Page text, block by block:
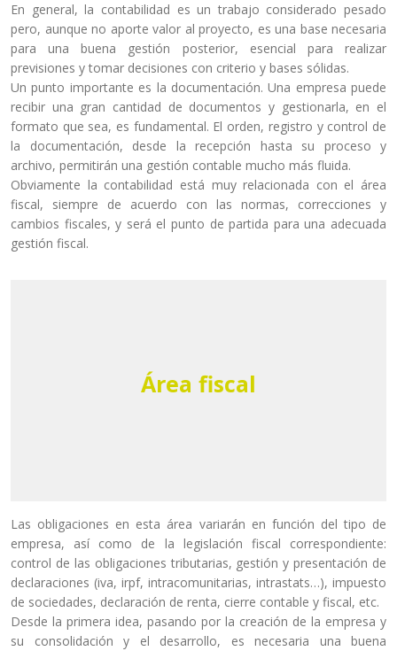
En general, la contabilidad es un trabajo considerado pesado
pero, aunque no aporte valor al proyecto, es una base necesaria
para una buena gestión posterior, esencial para realizar
previsiones y tomar decisiones con criterio y bases sólidas.
Un punto importante es la documentación. Una empresa puede
recibir una gran cantidad de documentos y gestionarla, en el
formato que sea, es fundamental. El orden, registro y control de
la documentación, desde la recepción hasta su proceso y
archivo, permitirán una gestión contable mucho más fluida.
Obviamente la contabilidad está muy relacionada con el área
fiscal, siempre de acuerdo con las normas, correcciones y
cambios fiscales, y será el punto de partida para una adecuada
gestión fiscal.
Área fiscal
Las obligaciones en esta área variarán en función del tipo de
empresa, así como de la legislación fiscal correspondiente:
control de las obligaciones tributarias, gestión y presentación de
declaraciones (iva, irpf, intracomunitarias, intrastats…), impuesto
de sociedades, declaración de renta, cierre contable y fiscal, etc.
Desde la primera idea, pasando por la creación de la empresa y
su consolidación y el desarrollo, es necesaria una buena